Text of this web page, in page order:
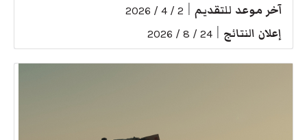
آخر موعد للتقديم 2 / 4 / 2026
إعلان النتائج 24 / 8 / 2026